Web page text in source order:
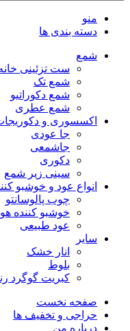
منو
دسته بندی ها
شمع
ست تزئینی
شمع تک
شمع دکوراتیو
شمع عطری
اکسسوری و
جا عودی
جاشمعی
دکوری
سینی زیر شمع
انواع عود و خوشبو
چوب پالوسانتو
خوشبو کننده هوا
عود طبیعی
سایر
انار خشک
بلوط
کبریت گوگرد
صفحه نخست
حراجی و تخفیف ها
درباره من